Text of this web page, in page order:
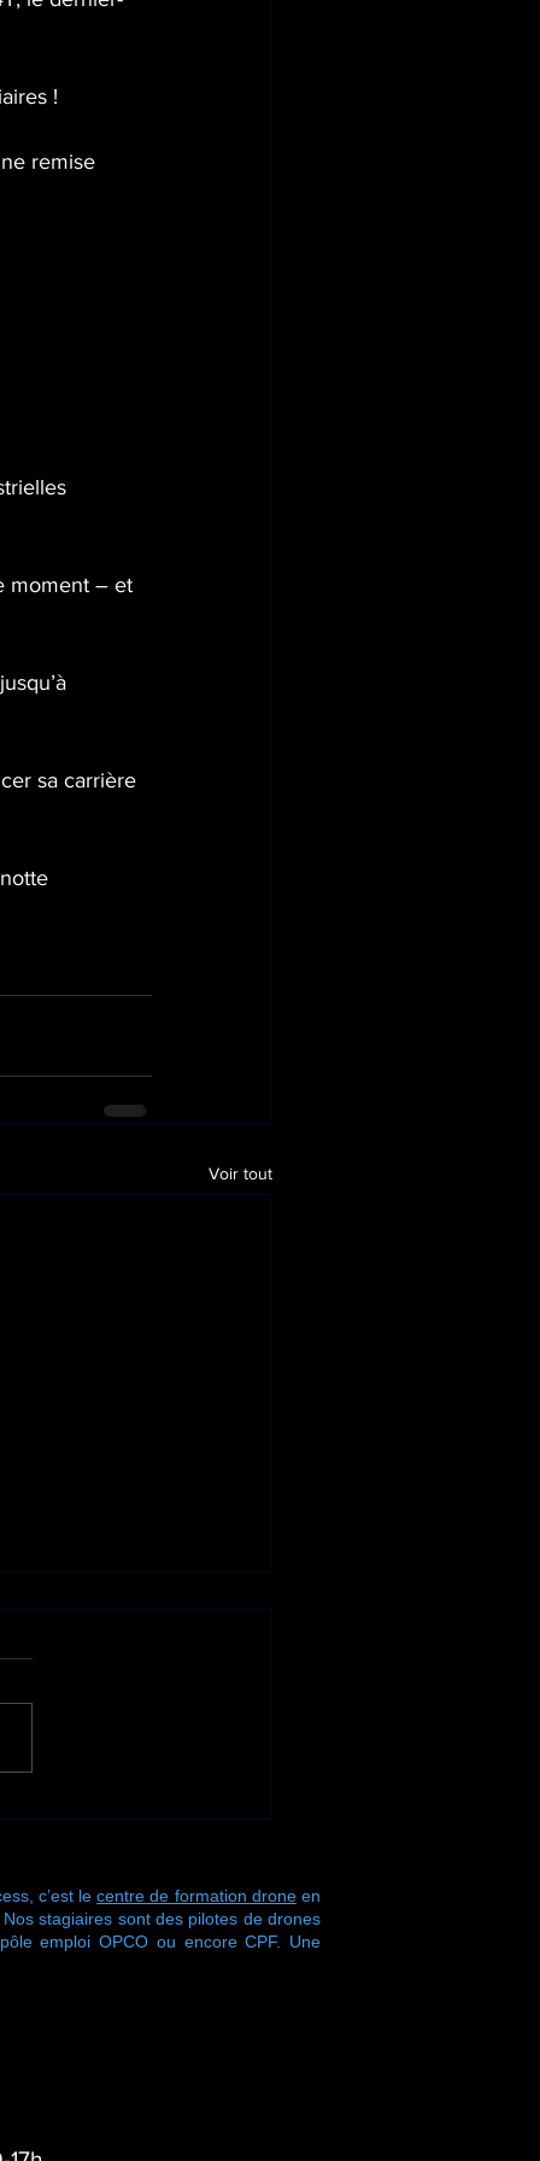
!
remise
moment – et
sa carrière
Voir tout
c’est lecentre de formation droneen
stagiaires sont des pilotes de drones
emploi OPCO ou encore CPF. Une